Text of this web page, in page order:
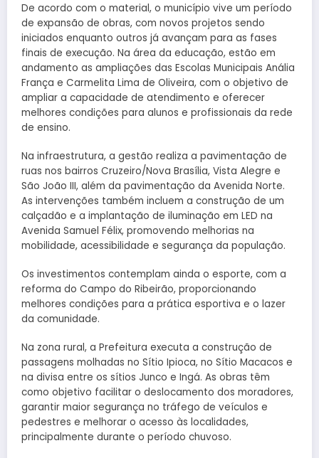
De acordo com o material, o município vive um período
de expansão de obras, com novos projetos sendo
iniciados enquanto outros já avançam para as fases
finais de execução. Na área da educação, estão em
andamento as ampliações das Escolas Municipais Anália
França e Carmelita Lima de Oliveira, com o objetivo de
ampliar a capacidade de atendimento e oferecer
melhores condições para alunos e profissionais da rede
de ensino.
Na infraestrutura, a gestão realiza a pavimentação de
ruas nos bairros Cruzeiro/Nova Brasília, Vista Alegre e
São João III, além da pavimentação da Avenida Norte.
As intervenções também incluem a construção de um
calçadão e a implantação de iluminação em LED na
Avenida Samuel Félix, promovendo melhorias na
mobilidade, acessibilidade e segurança da população.
Os investimentos contemplam ainda o esporte, com a
reforma do Campo do Ribeirão, proporcionando
melhores condições para a prática esportiva e o lazer
da comunidade.
Na zona rural, a Prefeitura executa a construção de
passagens molhadas no Sítio Ipioca, no Sítio Macacos e
na divisa entre os sítios Junco e Ingá. As obras têm
como objetivo facilitar o deslocamento dos moradores,
garantir maior segurança no tráfego de veículos e
pedestres e melhorar o acesso às localidades,
principalmente durante o período chuvoso.